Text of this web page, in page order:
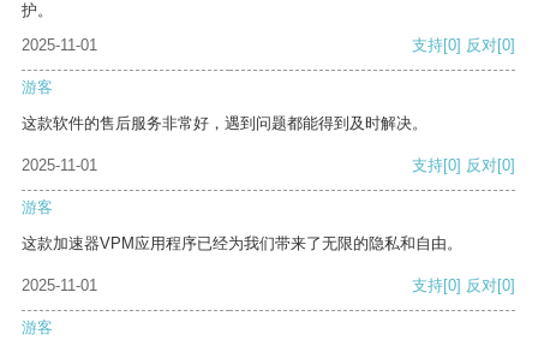
护。
2025-11-01
支持[0] 反对[0]
游客
这款软件的售后服务非常好，遇到问题都能得到及时解决。
2025-11-01 支持[0] 反对[0]
游客
这款加速器VPM应用程序已经为我们带来了无限的隐私和自由。
2025-11-01 支持[0] 反对[0]
游客